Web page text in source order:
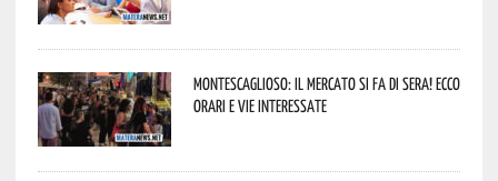
Montescaglioso: il mercato si fa di sera! Ecco
orari e vie interessate